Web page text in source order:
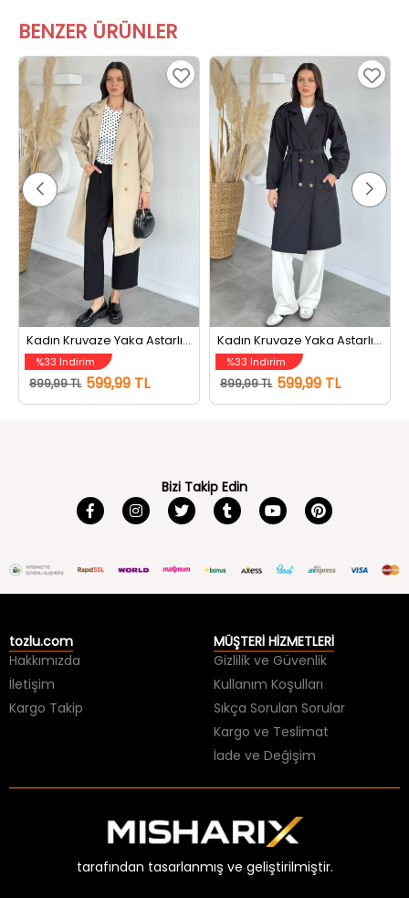
BENZER ÜRÜNLER
Kadın Kruvaze Yaka Astarlı Bel Kuşaklı Tarz Trençkot Bej
%33 İndirim
899,99 TL 599,99 TL
Kadın Kruvaze Yaka Astarlı Bel Kuşaklı Tarz Trençkot Siyah
%33 İndirim
899,99 TL 599,99 TL
Bizi Takip Edin
tozlu.com
Hakkımızda
İletişim
Kargo Takip
MÜŞTERİ HİZMETLERİ
Gizlilik ve Güvenlik
Kullanım Koşulları
Sıkça Sorulan Sorular
Kargo ve Teslimat
İade ve Değişim
tarafından tasarlanmış ve geliştirilmiştir.